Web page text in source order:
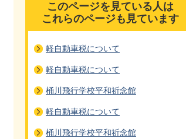
このページを見ている人は
これらのページも見ています
軽自動車税について
軽自動車税について
桶川飛行学校平和祈念館
軽自動車税について
桶川飛行学校平和祈念館